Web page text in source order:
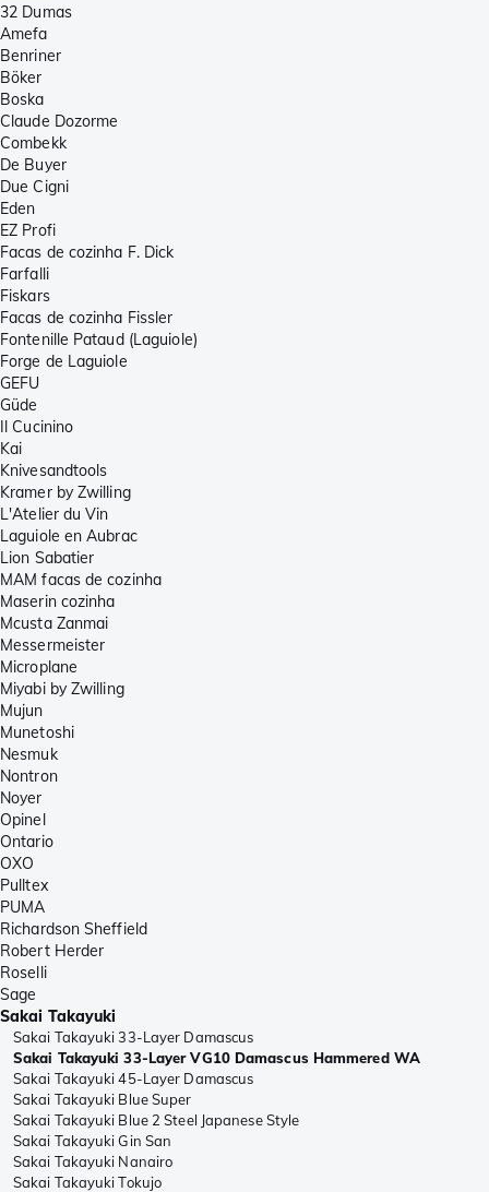
32 Dumas
Amefa
Benriner
Böker
Boska
Claude Dozorme
Combekk
De Buyer
Due Cigni
Eden
EZ Profi
Facas de cozinha F. Dick
Farfalli
Fiskars
Facas de cozinha Fissler
Fontenille Pataud (Laguiole)
Forge de Laguiole
GEFU
Güde
Il Cucinino
Kai
Knivesandtools
Kramer by Zwilling
L'Atelier du Vin
Laguiole en Aubrac
Lion Sabatier
MAM facas de cozinha
Maserin cozinha
Mcusta Zanmai
Messermeister
Microplane
Miyabi by Zwilling
Mujun
Munetoshi
Nesmuk
Nontron
Noyer
Opinel
Ontario
OXO
Pulltex
PUMA
Richardson Sheffield
Robert Herder
Roselli
Sage
Sakai Takayuki
Sakai Takayuki 33-Layer Damascus
Sakai Takayuki 33-Layer VG10 Damascus Hammered WA
Sakai Takayuki 45-Layer Damascus
Sakai Takayuki Blue Super
Sakai Takayuki Blue 2 Steel Japanese Style
Sakai Takayuki Gin San
Sakai Takayuki Nanairo
Sakai Takayuki Tokujo